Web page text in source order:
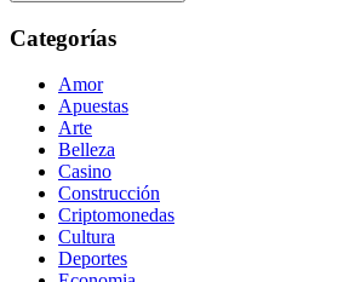
Categorías
Amor
Apuestas
Arte
Belleza
Casino
Construcción
Criptomonedas
Cultura
Deportes